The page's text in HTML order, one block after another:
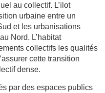
au collectif. L’ilot
urbaine entre un
et les urbanisations
Nord. L’habitat
collectifs les qualités
cette transition
dense.
par des espaces publics